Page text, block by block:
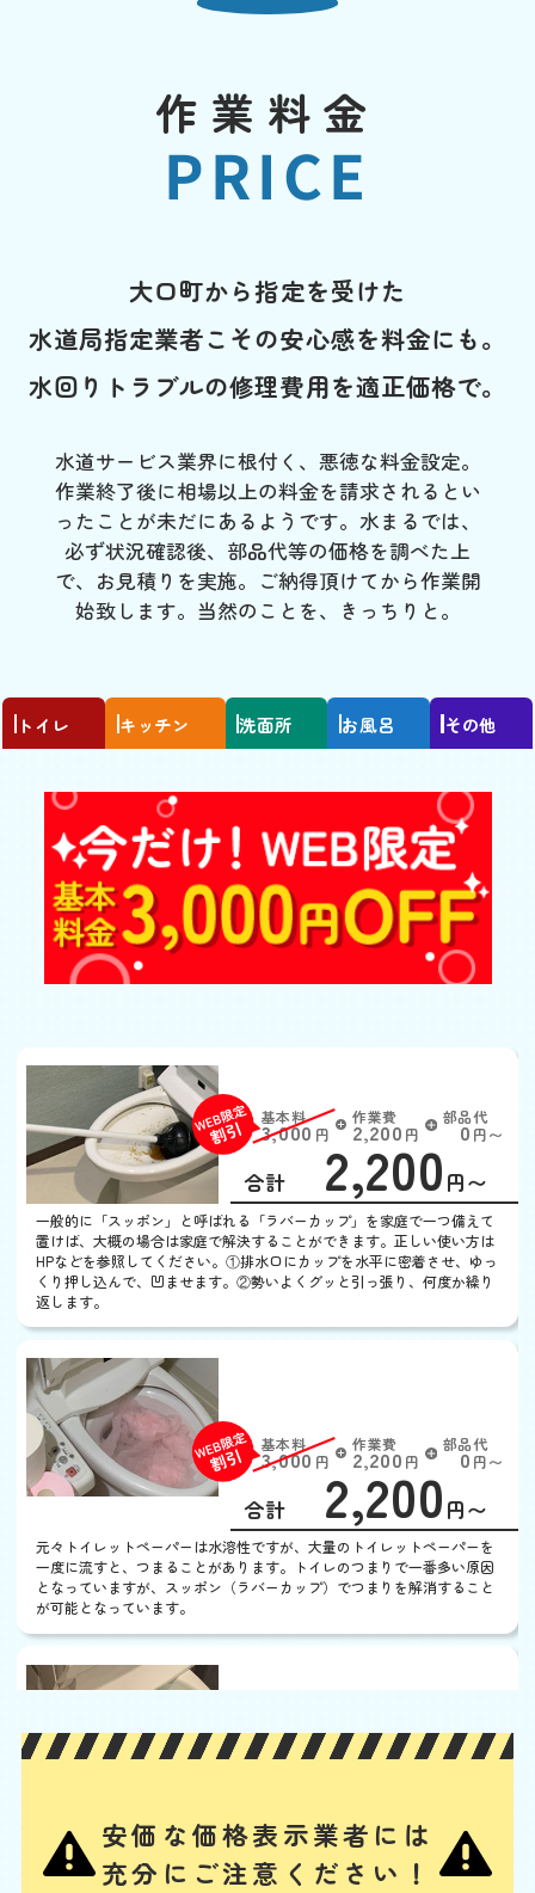
作業料金
PRICE
大口町から指定を受けた
水道局指定業者こその安心感を料金にも。
水回りトラブルの修理費用を適正価格で。
水道サービス業界に根付く、悪徳な料金設定。
作業終了後に相場以上の料金を請求されるとい
ったことが未だにあるようです。水まるでは、
必ず状況確認後、部品代等の価格を調べた上
で、お見積りを実施。ご納得頂けてから作業開
始致します。当然のことを、きっちりと。
トイレ キッチン 洗面所 お風呂 その他
基本料
3,000 円 W
EB
限
定
割
引
作業費
2,200 円
部品代
0円〜
合計 2,200 円〜
一般的に「スッポン」と呼ばれる「ラバーカップ」を家庭で一つ備えて
置けば、大概の場合は家庭で解決することができます。正しい使い方は
HPなどを参照してください。①排水口にカップを水平に密着させ、ゆっ
くり押し込んで、凹ませます。②勢いよくグッと引っ張り、何度か繰り
返します。
基本料
3,000 円 W
EB
限
定
割
引
作業費
2,200 円
部品代
0円〜
合計 2,200 円〜
元々トイレットペーパーは水溶性ですが、大量のトイレットペーパーを
一度に流すと、つまることがあります。トイレのつまりで一番多い原因
となっていますが、スッポン（ラバーカップ）でつまりを解消すること
が可能となっています。
3,000円 W
EB
限
引
3,300円 0円〜
3,300
ポケットに入れておいたスマホや、トイレの飾り棚の小さい置物、子ど
もが持ち込んだおもちゃなどの固形物を落としてつまらせた場合は、ス
ッポンでの対応が難しく、かえって排水管の奥に留まる可能性がありま
す。物が見えない場合は専門業者に相談してください。
安価な価格表示業者には
充分にご注意ください！